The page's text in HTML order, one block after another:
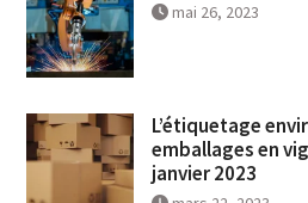
mai 26, 2023
L’étiquetage
emballages en
janvier 2023